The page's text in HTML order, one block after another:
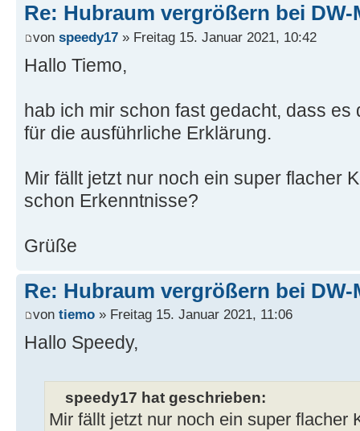
Re: Hubraum vergrößern bei
von speedy17 » Freitag 15. Januar 2021, 10:42
Hallo Tiemo,
hab ich mir schon fast gedacht, dass
für die ausführliche Erklärung.
Mir fällt jetzt nur noch ein super flacher
schon Erkenntnisse?
Grüße
Re: Hubraum vergrößern bei
von tiemo » Freitag 15. Januar 2021, 11:06
Hallo Speedy,
speedy17 hat geschrieben:
Mir fällt jetzt nur noch ein super flacher